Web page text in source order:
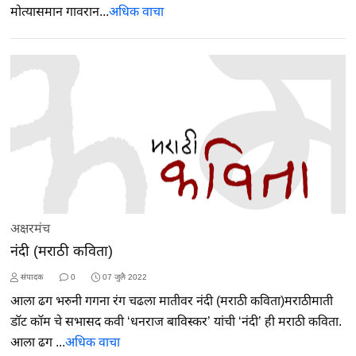
मोत्यासमान गावरान...अधिक वाचा
अक्षरमंच
नंदी (मराठी कविता)
संपादक 0 07 जुलै 2022
आला ढग भरुनी गगना रंग चढला मातीवर नंदी (मराठी कविता)मराठीमाती
डॉट कॉम चे सभासद कवी ‘धनराज बाविस्कर’ यांची ‘नंदी’ ही मराठी कविता.
आला ढग ...अधिक वाचा